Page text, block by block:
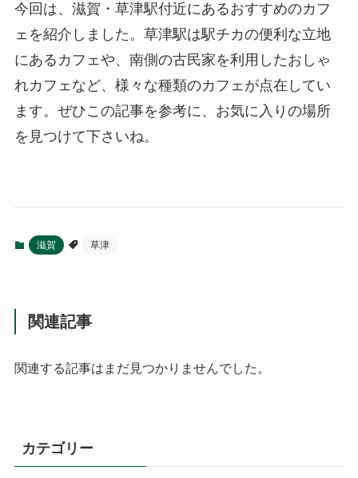
今回は、滋賀・草津駅付近にあるおすすめのカフ
ェを紹介しました。草津駅は駅チカの便利な立地
にあるカフェや、南側の古民家を利用したおしゃ
れカフェなど、様々な種類のカフェが点在してい
ます。ぜひこの記事を参考に、お気に入りの場所
を見つけて下さいね。
滋賀 草津
関連記事
関連する記事はまだ見つかりませんでした。
カテゴリー